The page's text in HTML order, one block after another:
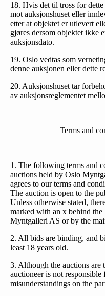
18. Hvis det til tross for
mot auksjonshuset eller
etter at objektet er utlevert
gjøres dersom objektet ikke
auksjonsdato.
19. Oslo vedtas som
denne auksjonen eller dette
20. Auksjonshuset tar
av auksjonsreglementet
Terms and
1. The following terms and
auctions held by Oslo
agrees to our terms and
The auction is open to the
Unless otherwise stated,
marked with an x behind
Myntgalleri AS or by the
2. All bids are binding, and
least 18 years old.
3. Although the auctions are
auctioneer is not responsible
misunderstandings on the